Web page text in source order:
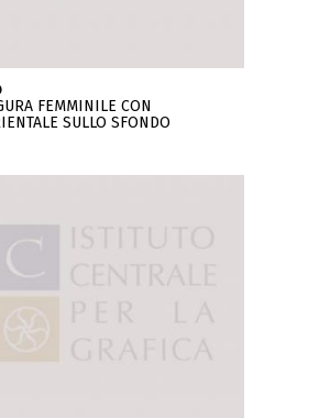
FEMMINILE CON
SULLO SFONDO